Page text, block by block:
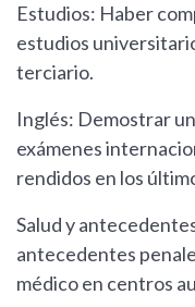
Estudios: Haber
estudios
terciario.
Inglés: Demostrar
exámenes
rendidos en los
Salud y
antecedentes
médico en centros